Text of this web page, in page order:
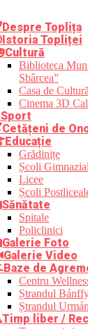
Despre Toplița
Istoria Topliței
Cultură
Biblioteca
Sbârcea”
Casa de
Cinema 3D
Sport
Cetățeni de
Educație
Grădinițe
Școli
Licee
Școli
Sănătate
Spitale
Policlinici
Galerie Foto
Galerie Video
Baze de
Centru
Ștrandul
Ștrandul
Timp liber /